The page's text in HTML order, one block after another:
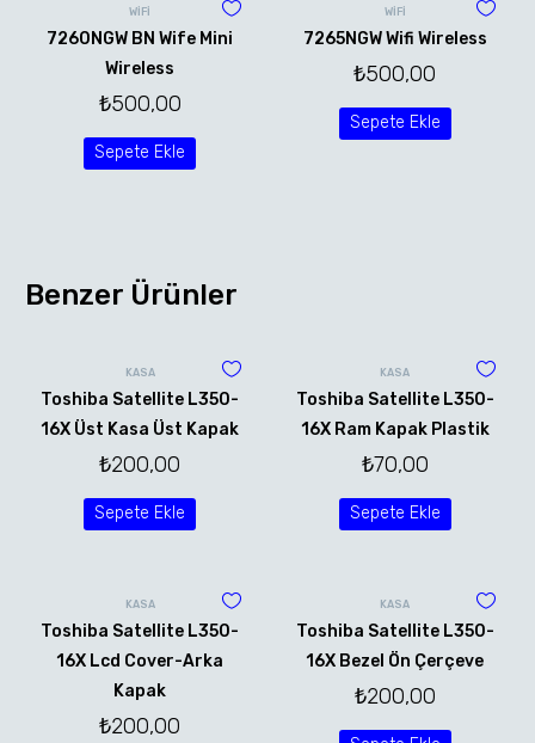
WİFİ
7260NGW BN Wife Mini
Wireless
₺500,00
Sepete Ekle
WİFİ
7265NGW Wifi Wireless
₺500,00
Sepete Ekle
Benzer Ürünler
KASA
Toshiba Satellite L350-
16X Üst Kasa Üst Kapak
₺200,00
Sepete Ekle
KASA
Toshiba Satellite L350-
16X Ram Kapak Plastik
₺70,00
Sepete Ekle
KASA
Toshiba Satellite L350-
16X Lcd Cover-Arka
Kapak
₺200,00
KASA
Toshiba Satellite L350-
16X Bezel Ön Çerçeve
₺200,00